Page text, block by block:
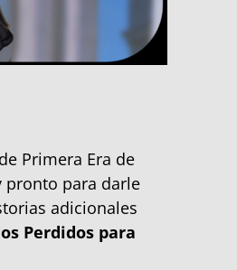
Primera Era de
pronto para darle
adicionales
Perdidos para